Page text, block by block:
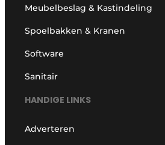
Meubelbeslag & Kastindeling
Spoelbakken & Kranen
Software
Sanitair
HANDIGE LINKS
Adverteren